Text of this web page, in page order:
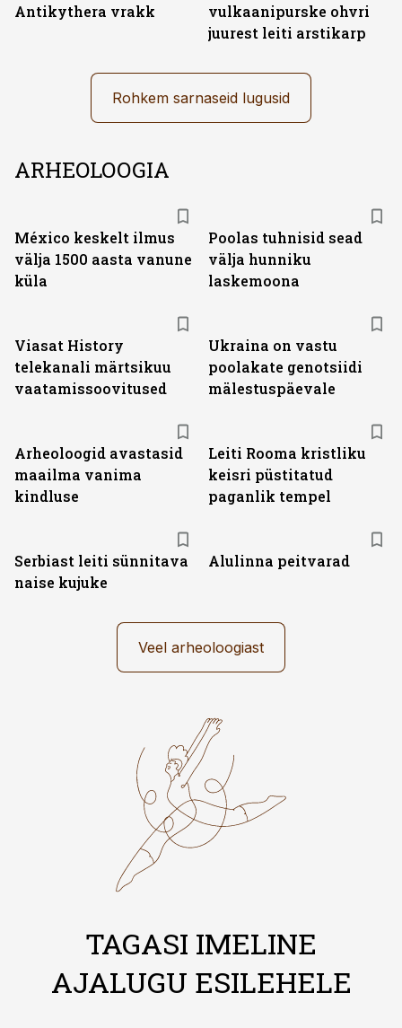
Antikythera vrakk
vulkaanipurske ohvri
juurest leiti arstikarp
Rohkem sarnaseid lugusid
ARHEOLOOGIA
México keskelt ilmus
välja 1500 aasta vanune
küla
Poolas tuhnisid sead
välja hunniku
laskemoona
Viasat History
telekanali märtsikuu
vaatamissoovitused
Ukraina on vastu
poolakate genotsiidi
mälestuspäevale
Arheoloogid avastasid
maailma vanima
kindluse
Leiti Rooma kristliku
keisri püstitatud
paganlik tempel
Serbiast leiti sünnitava
naise kujuke
Alulinna peitvarad
Veel arheoloogiast
TAGASI IMELINE
AJALUGU ESILEHELE